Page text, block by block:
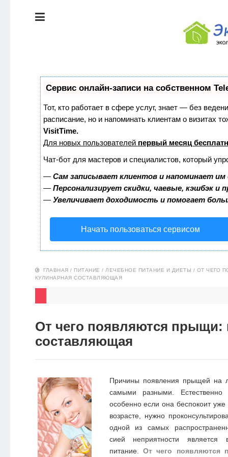
СТИЛЬ
ЭКОЛОГИЯ
ДОМА
КРАСОТА И
ЗДОРОВЬЕ
ПИТАНИЕ
НОВОСТИ
БЛОГ
Сервис онлайн-записи на собственном
Тот, кто работает в сфере услуг, знает — без
расписание, но и напоминать клиентам о
VisitTime.
Для новых пользователей первый месяц
Чат-бот для мастеров и специалистов, который
— Сам записывает клиентов и напоминает им
— Персонализирует скидки, чаевые, кэшбэк и
— Увеличивает доходимость и помогает
Начать пользоваться сервисом
ГЛАВНАЯ / ПИТАНИЕ / ЛЕЧЕБНОЕ ПИТАНИЕ И ДИЕТЫ / ОТ ЧЕГО
КУЛИНАРНАЯ СОСТАВЛЯЮЩАЯ
От чего появляются прыщи:
составляющая
Причины появления прыщей на
самыми разными.
особенно если она беспокоит
возрасте, нужно
одной из самых
сией неприятности является
питание.От чего появляются